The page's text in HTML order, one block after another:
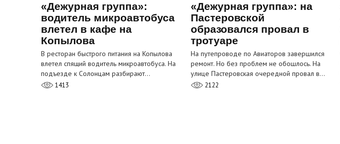
«Дежурная группа»:
водитель микроавтобуса
влетел в кафе на
Копылова
В ресторан быстрого питания на Копылова
влетел спящий водитель микроавтобуса. На
подъезде к Солонцам разбирают…
1413
«Дежурная группа»: на
Пастеровской
образовался провал в
тротуаре
На путепроводе по Авиаторов завершился
ремонт. Но без проблем не обошлось. На
улице Пастеровская очередной провал в…
2122